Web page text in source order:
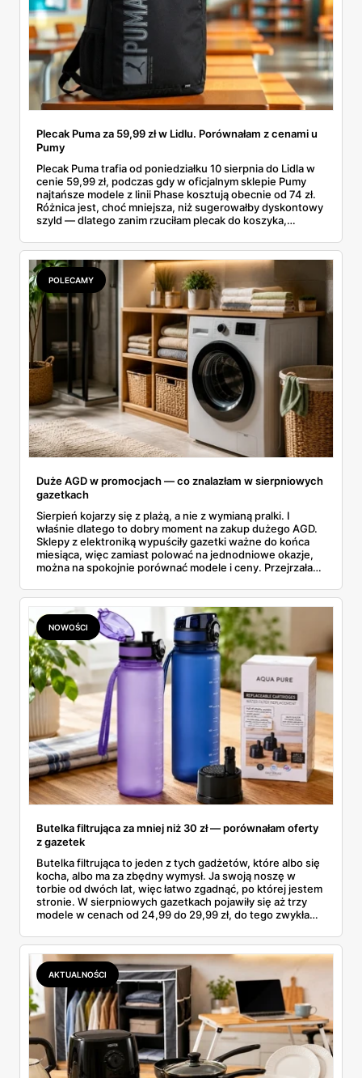
Plecak Puma za 59,99 zł w Lidlu. Porównałam z cenami u
Pumy
Plecak Puma trafia od poniedziałku 10 sierpnia do Lidla w
cenie 59,99 zł, podczas gdy w oficjalnym sklepie Pumy
najtańsze modele z linii Phase kosztują obecnie od 74 zł.
Różnica jest, choć mniejsza, niż sugerowałby dyskontowy
szyld — dlatego zanim rzuciłam plecak do koszyka,
rozpiska: co dokładnie sprzedaje Lidl, ile kosztują
odpowiedniki u producenta i komu ten zakup naprawdę
się opłaci.
POLECAMY
Duże AGD w promocjach — co znalazłam w sierpniowych
gazetkach
Sierpień kojarzy się z plażą, a nie z wymianą pralki. I
właśnie dlatego to dobry moment na zakup dużego AGD.
Sklepy z elektroniką wypuściły gazetki ważne do końca
miesiąca, więc zamiast polować na jednodniowe okazje,
można na spokojnie porównać modele i ceny. Przejrzałam
znalazłam, z cenami i terminami.
NOWOŚCI
Butelka filtrująca za mniej niż 30 zł — porównałam oferty
z gazetek
Butelka filtrująca to jeden z tych gadżetów, które albo się
kocha, albo ma za zbędny wymysł. Ja swoją noszę w
torbie od dwóch lat, więc łatwo zgadnąć, po której jestem
stronie. W sierpniowych gazetkach pojawiły się aż trzy
modele w cenach od 24,99 do 29,99 zł, do tego zwykła
wszystkie oferty i policzyłam, kiedy taki zakup faktycznie
się opłaca.
AKTUALNOŚCI